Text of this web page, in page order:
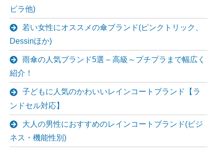
ビラ他)
若い女性にオススメの傘ブランド(ピンクトリック、
Dessinほか)
雨傘の人気ブランド5選 – 高級～プチプラまで幅広く
紹介！
子どもに人気のかわいいレインコートブランド【ラ
ンドセル対応】
大人の男性におすすめのレインコートブランド(ビジ
ネス・機能性別)